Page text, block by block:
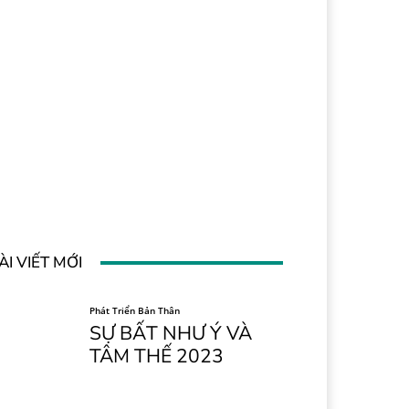
VIẾT MỚI
Phát Triển Bản Thân
SỰ BẤT NHƯ Ý VÀ
TÂM THẾ 2023